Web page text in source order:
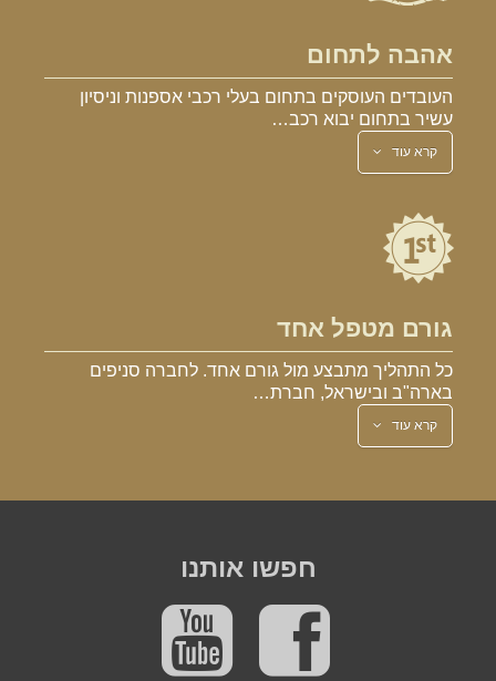
אהבה לתחום
העובדים העוסקים בתחום בעלי רכבי אספנות וניסיון
עשיר בתחום יבוא רכב…
קרא עוד
גורם מטפל אחד
כל התהליך מתבצע מול גורם אחד. לחברה סניפים
בארה"ב ובישראל, חברת…
קרא עוד
חפשו אותנו